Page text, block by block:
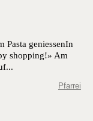
Pas­ta geniessenIn
shop­ping!» Am
Pfarrei